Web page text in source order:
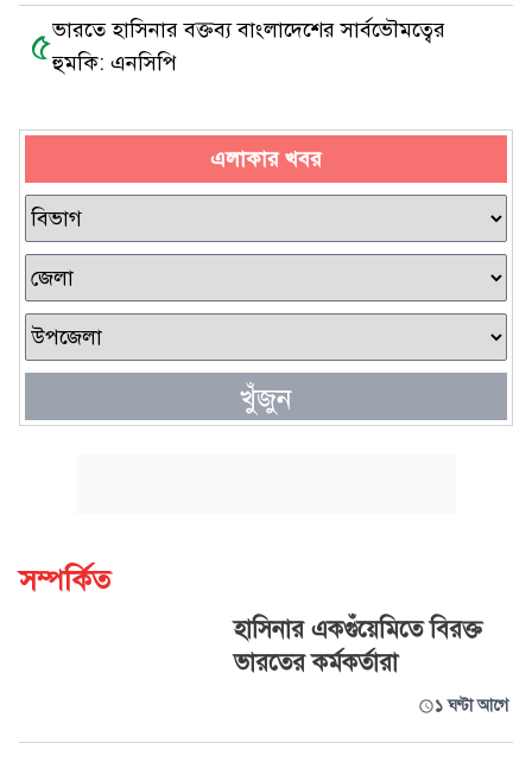
৫ভারতে হাসিনার বক্তব্য বাংলাদেশের সার্বভৌমত্বের
হুমকি: এনসিপি
এলাকার খবর
খুঁজুন
সম্পর্কিত
হাসিনার একগুঁয়েমিতে বিরক্ত
ভারতের কর্মকর্তারা
১ ঘণ্টা আগে